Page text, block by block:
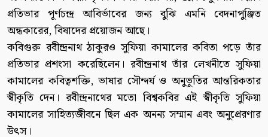
প্রতিভার পূর্ণচন্দ্র আবির্ভাবের জন্য বুঝি এমনি বেদনাপুঞ্জিত
অন্ধকারের, বিষাদের প্রয়োজন আছে।
কবিগুরু রবীন্দ্রনাথ ঠাকুরও সুফিয়া কামালের কবিতা পড়ে তাঁর
প্রতিভার প্রশংসা করেছিলেন। রবীন্দ্রনাথ তাঁর লেখনীতে সুফিয়া
কামালের কবিত্বশক্তি, ভাষার সৌন্দর্য ও অনুভূতির আন্তরিকতার
স্বীকৃতি দেন। রবীন্দ্রনাথের মতো বিশ্বকবির এই স্বীকৃতি সুফিয়া
কামালের সাহিত্যজীবনে ছিল এক অনন্য সম্মান এবং অনুপ্রেরণার
উৎস।